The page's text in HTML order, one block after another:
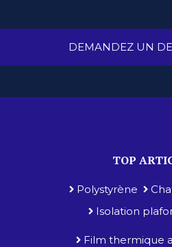
DEMANDEZ UN
TOP
Polystyrène
Isolation
Film thermique